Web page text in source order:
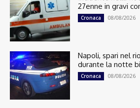
27enne in gravi
Cronaca 08/08/2026
Napoli, spari nel
durante la notte
Cronaca 08/08/2026